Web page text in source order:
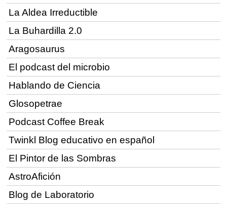
La Aldea Irreductible
La Buhardilla 2.0
Aragosaurus
El podcast del microbio
Hablando de Ciencia
Glosopetrae
Podcast Coffee Break
Twinkl Blog educativo en español
El Pintor de las Sombras
AstroAfición
Blog de Laboratorio